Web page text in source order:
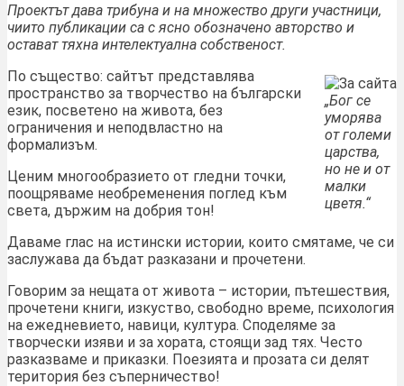
Проектът дава трибуна и на множество други участници,
чиито публикации са с ясно обозначено авторство и
остават тяхна интелектуална собственост.
„Бог се
уморява
от големи
царства,
но не и от
малки
цветя.“
По същество: сайтът представлява
пространство за творчество на български
език, посветено на живота, без
ограничения и неподвластно на
формализъм.
Ценим многообразието от гледни точки,
поощряваме необременения поглед към
света, държим на добрия тон!
Даваме глас на истински истории, които смятаме, че си
заслужава да бъдат разказани и прочетени.
Говорим за нещата от живота – истории, пътешествия,
прочетени книги, изкуство, свободно време, психология
на ежедневието, навици, култура. Споделяме за
творчески изяви и за хората, стоящи зад тях. Често
разказваме и приказки. Поезията и прозата си делят
територия без съперничество!